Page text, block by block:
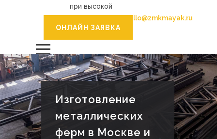
при высокой
hello@zmkmayak.ru
ОНЛАЙН ЗАЯВКА
Изготовление
металлических
ферм в Москве и